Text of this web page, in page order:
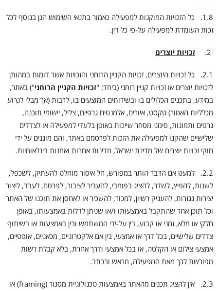
1.8. כל הזכויות המוקנות למפעילה כאמור בתנאי השימוש הנן בנוסף לכל
זכות העומדת למפעילה על-פי כל דין.
זכויות יוצרים
2.1. כל זכויות היוצרים, זכויות הקניין הרוחני והזכויות אשר דומות במהותן
לזכויות יוצרים או זכויות קניין רוחני (ביחד: "זכויות הקניין הרוחני") באתר,
במידע, בתכנים הכלולים בו ובשירותים המוצעים בו, לרבות (אך מבלי לגרוע
מכלליות האמור) טקסט, איורים, אלמנטים גרפיים, צליל, יישומי תוכנה,
גרפים ותמונות, סימני מסחר שייכות באופן בלעדי למפעילה או לצדדים
שלישיים שהקנו למפעילה את הזכות לפרסמם באתר, והם מוגנים על ידי
חוקי זכויות יוצרים של מדינת ישראל, מדינות אחרות ואמנות בינלאומיות.
2.2. למעט אם הדבר הותר במפורש, חל איסור מוחלט להעתיק, לשכפל,
לשנות, להפיץ, לשדר, להציג בפומבי, להעביר לציבור, לפרסם, לעבד, ליצור
יצירות נגזרות, להעניק רשיון, למכור, להשכיר או לאחסן את תוכנו של האתר
וכל תוכן אחר שהתקבל באמצעותו ו/או שניתן לדלות באמצעותו, באופן
חלקי או מלא, זמני או קבוע, בין על-ידי המשתמש ובין באמצעות או בשיתוף
צדדים שלישיים, בכל דרך או אמצעי, בין אם אלקטרוניים, מכאניים, אופטיים,
אמצעי צילום או הקלטה, או בכל אמצעי ודרך אחרת, בלא קבלת רשות
מפורשת לכך מאת המפעילה, מראש ובכתב.
2.3. אין להציג תכנים מהאתר באמצעות טכנולוגיית מסגור (framing) או